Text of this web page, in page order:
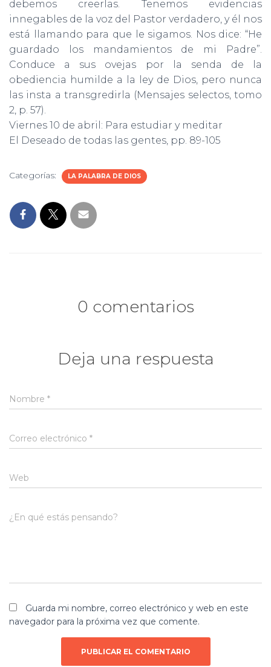
debemos creerlas. Tenemos evidencias
innegables de la voz del Pastor verdadero, y él nos
está llamando para que le sigamos. Nos dice: “He
guardado los mandamien­tos de mi Padre”.
Conduce a sus ovejas por la senda de la
obediencia humilde a la ley de Dios, pero nunca
las insta a transgredirla (Mensajes selectos, tomo
2, p. 57).
Viernes 10 de abril: Para estudiar y meditar
El Deseado de todas las gentes, pp. 89-105
Categorías: LA PALABRA DE DIOS
0 comentarios
Deja una respuesta
Nombre *
Correo electrónico *
Web
¿En qué estás pensando?
Guarda mi nombre, correo electrónico y web en este
navegador para la próxima vez que comente.